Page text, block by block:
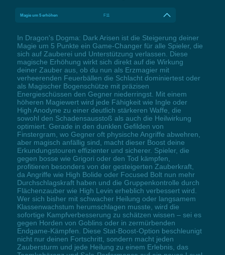
Magie um 5 erhöhen F11
In Dragon's Dogma: Dark Arisen ist die Steigerung deiner
Magie um 5 Punkte ein Game-Changer für alle Spieler, die
sich auf Zauberei und Unterstützung verlassen. Diese
magische Erhöhung wirkt sich direkt auf die Wirkung
deiner Zauber aus, ob du nun als Erzmagier mit
verheerenden Feuerbällen die Schlacht dominiertest oder
als Magischer Bogenschütze mit präzisen
Energieschüssen den Gegner niederringst. Mit einem
höheren Magiewert wird jede Fähigkeit wie Ingle oder
High Anodyne zu einer deutlich stärkeren Waffe, die
sowohl den Schadensausstoß als auch die Heilwirkung
optimiert. Gerade in den dunklen Gefilden von
Finstergram, wo Gegner oft physische Angriffe abwehren,
aber magisch anfällig sind, macht dieser Boost deine
Erkundungstouren effizienter und sicherer. Spieler, die
gegen bosse wie Grigori oder den Tod kämpfen,
profitieren besonders von der gesteigerten Zauberkraft,
da Angriffe wie High Bolide oder Focused Bolt nun mehr
Durchschlagskraft haben und die Gruppenkontrolle durch
Flächenzauber wie High Levin erheblich verbessert wird.
Wer sich bisher mit schwacher Heilung oder langsamem
Klassenwachstum herumschlagen musste, wird die
sofortige Kampfverbesserung zu schätzen wissen – sei es
gegen Horden von Goblins oder in zermürbenden
Endgame-Kämpfen. Diese Stat-Boost-Option beschleunigt
nicht nur deinen Fortschritt, sondern macht jeden
Zaubersturm und jede Heilung zu einem Erlebnis, das